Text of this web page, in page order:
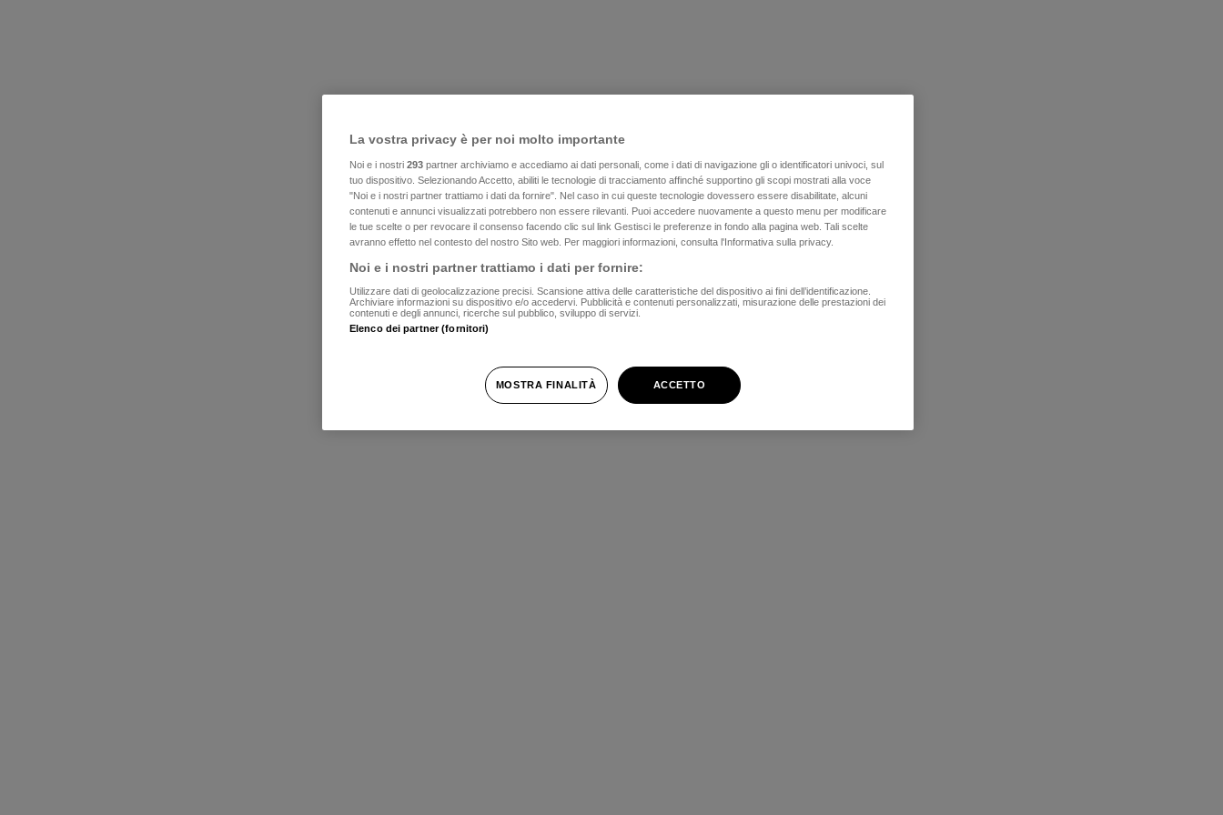
La vostra privacy è per noi molto importante
Noi e i nostri 293 partner archiviamo e accediamo ai dati personali, come i dati di navigazione gli o identificatori univoci, sul
tuo dispositivo. Selezionando Accetto, abiliti le tecnologie di tracciamento affinché supportino gli scopi mostrati alla voce
"Noi e i nostri partner trattiamo i dati da fornire". Nel caso in cui queste tecnologie dovessero essere disabilitate, alcuni
contenuti e annunci visualizzati potrebbero non essere rilevanti. Puoi accedere nuovamente a questo menu per modificare
le tue scelte o per revocare il consenso facendo clic sul link Gestisci le preferenze in fondo alla pagina web. Tali scelte
avranno effetto nel contesto del nostro Sito web. Per maggiori informazioni, consulta l'Informativa sulla privacy.
Noi e i nostri partner trattiamo i dati per fornire:
Utilizzare dati di geolocalizzazione precisi. Scansione attiva delle caratteristiche del dispositivo ai fini dell’identificazione.
Archiviare informazioni su dispositivo e/o accedervi. Pubblicità e contenuti personalizzati, misurazione delle prestazioni dei
contenuti e degli annunci, ricerche sul pubblico, sviluppo di servizi.
Elenco dei partner (fornitori)
MOSTRA FINALITÀ ACCETTO